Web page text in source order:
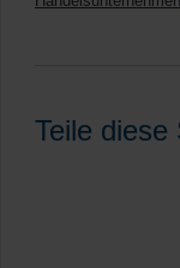
Teile diese